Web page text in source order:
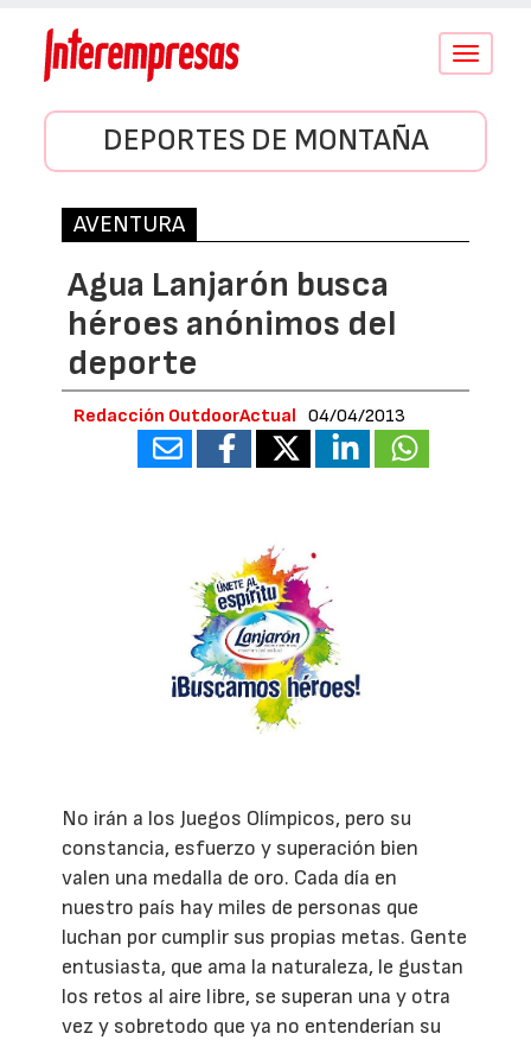
Conmutar
DEPORTES DE MONTAÑA
AVENTURA
Agua Lanjarón busca
héroes anónimos del
deporte
Redacción OutdoorActual 04/04/2013
No irán a los Juegos Olímpicos, pero su
constancia, esfuerzo y superación bien
valen una medalla de oro. Cada día en
nuestro país hay miles de personas que
luchan por cumplir sus propias metas. Gente
entusiasta, que ama la naturaleza, le gustan
los retos al aire libre, se superan una y otra
vez y sobretodo que ya no entenderían su